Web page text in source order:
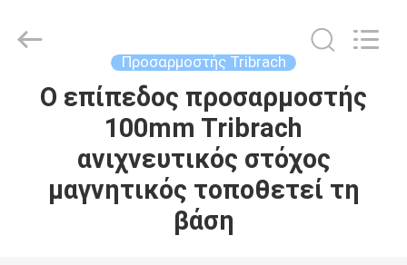
ΣΠΊΤΙ
ΠΡΟΪΌΝΤΑ
ΠΕΡΊΠΟΥ
Instrument
Co.,Ltd.
Προσαρμοστής Tribrach
Ο επίπεδος προσαρμοστής
100mm Tribrach
ανιχνευτικός στόχος
μαγνητικός τοποθετεί τη
βάση